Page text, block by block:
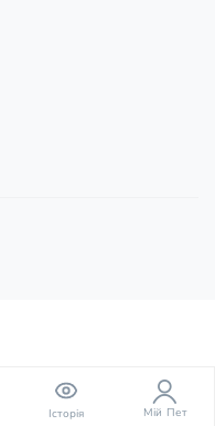
Історія Мій Пет